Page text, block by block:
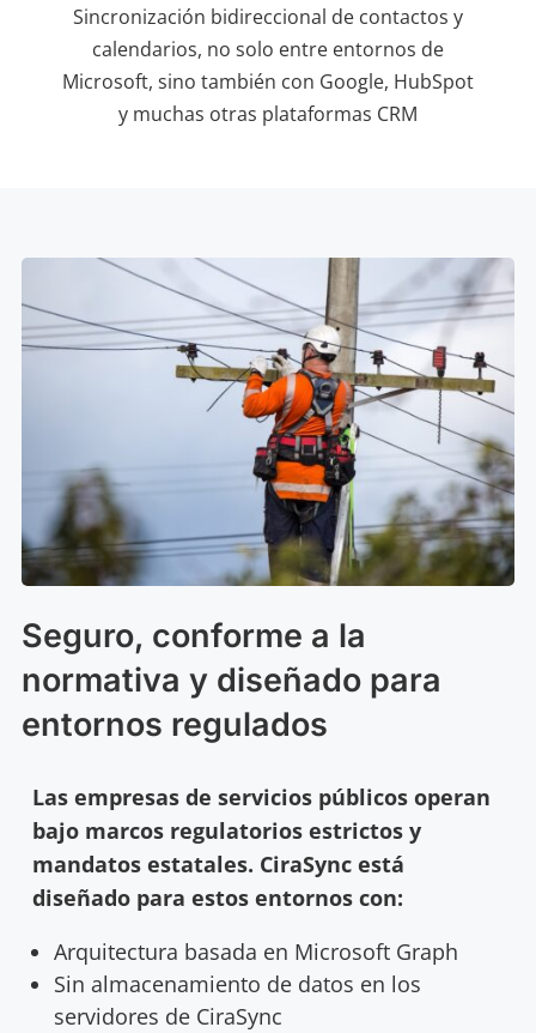
Sincronización bidireccional de contactos y
calendarios, no solo entre entornos de
Microsoft, sino también con Google, HubSpot
y muchas otras plataformas CRM
Seguro, conforme a la
normativa y diseñado para
entornos regulados
Las empresas de servicios públicos operan
bajo marcos regulatorios estrictos y
mandatos estatales. CiraSync está
diseñado para estos entornos con:
Arquitectura basada en Microsoft Graph
Sin almacenamiento de datos en los
servidores de CiraSync